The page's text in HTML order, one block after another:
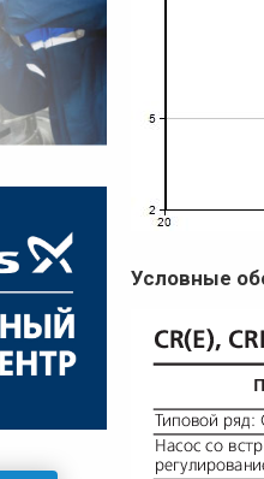
Условные